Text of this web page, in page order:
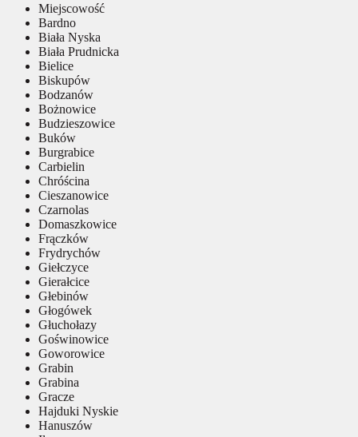
Miejscowość
Bardno
Biała Nyska
Biała Prudnicka
Bielice
Biskupów
Bodzanów
Bożnowice
Budzieszowice
Buków
Burgrabice
Carbielin
Chróścina
Cieszanowice
Czarnolas
Domaszkowice
Frączków
Frydrychów
Giełczyce
Gierałcice
Głebinów
Głogówek
Głuchołazy
Goświnowice
Goworowice
Grabin
Grabina
Gracze
Hajduki Nyskie
Hanuszów